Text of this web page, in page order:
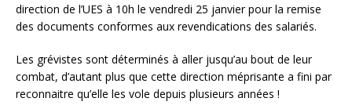
direction de l’UES à 10h le vendredi 25 janvier pour la remise
des documents conformes aux revendications des salariés.
Les grévistes sont déterminés à aller jusqu’au bout de leur
combat, d’autant plus que cette direction méprisante a fini par
reconnaitre qu’elle les vole depuis plusieurs années !